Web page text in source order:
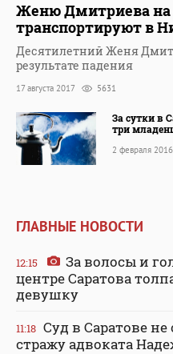
Женю Дмитриева на
транспортируют в
Десятилетний Женя
результате падения
17 августа 2017 5631
За сутки в
три
2 февраля 2016
ГЛАВНЫЕ НОВОСТИ
12:15
За волосы и
центре Саратова
девушку
11:18 Суд в Саратове
стражу адвоката